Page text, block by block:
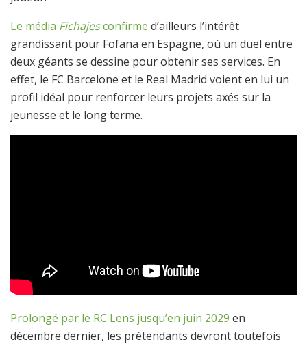
Le média Fichajesconfirme d’ailleurs l’intérêt
grandissant pour Fofana en Espagne, où un duel entre
deux géants se dessine pour obtenir ses services. En
effet, le FC Barcelone et le Real Madrid voient en lui un
profil idéal pour renforcer leurs projets axés sur la
jeunesse et le long terme.
Prolongé par le RC Lens jusqu’en juin 2029 en
décembre dernier, les prétendants devront toutefois